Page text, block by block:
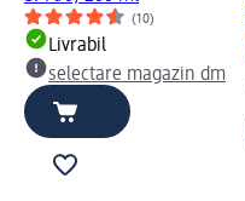
(10)
Livrabil
selectare magazin dm